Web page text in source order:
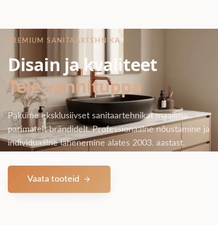
PREMIUM SANITAARTEHNIKA
Disain ja kvaliteet
Teie vannituppa
Pakume eksklusiivset sanitaartehnikat maailma
parimatelt brändidelt. Professionaalne nõustamine ja
individuaalne lähenemine alates 2003. aastast.
Vaata tooteid